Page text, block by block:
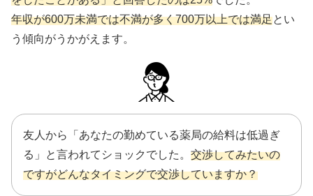
年収が600万未満では不満が多く700万以上では満足とい
う傾向がうかがえます。
友人から「あなたの勤めている薬局の給料は低過ぎ
る」と言われてショックでした。 交渉してみたいの
ですがどんなタイミングで交渉していますか？